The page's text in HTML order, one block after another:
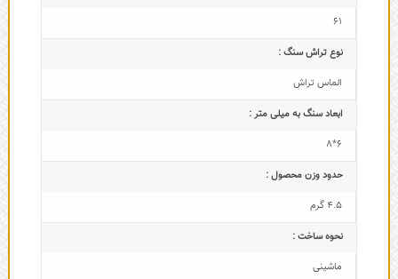
61
نوع تراش سنگ :
الماس تراش
ابعاد سنگ به میلی متر :
6*8
حدود وزن محصول :
4.5 گرم
نحوه ساخت :
ماشینی